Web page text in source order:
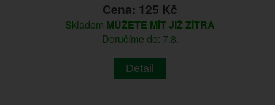
Cena: 125 Kč
Skladem MŮŽETE MÍT JIŽ ZÍTRA
Doručíme do: 7.8.
Detail